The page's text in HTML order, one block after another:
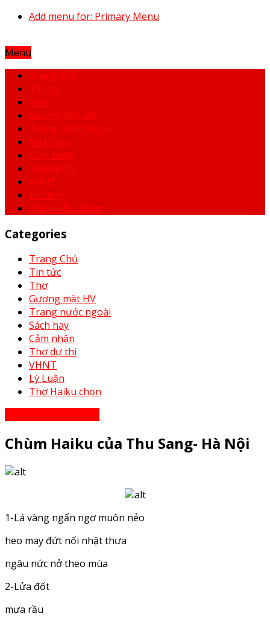
Add menu for: Primary Menu
Menu
Trang Chủ
Tin tức
Thơ
Gương mặt HV
Trang nước ngoài
Sách hay
Cảm nhận
Thơ dự thi
VHNT
Lý Luận
Thơ Haiku chọn
Categories
Trang Chủ
Tin tức
Thơ
Gương mặt HV
Trang nước ngoài
Sách hay
Cảm nhận
Thơ dự thi
VHNT
Lý Luận
Thơ Haiku chọn
Chùm Haiku của Thu Sang- Hà Nội
1-Lá vàng ngẩn ngơ muôn nẻo
heo may đứt nối nhặt thưa
ngâu nức nở theo mùa
2-Lửa đốt
mưa rầu